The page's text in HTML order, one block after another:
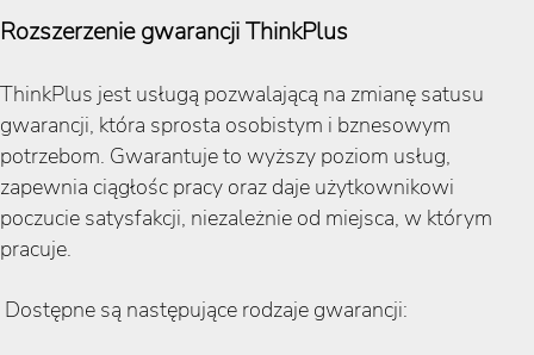
Rozszerzenie gwarancji ThinkPlus
ThinkPlus jest usługą pozwalającą na zmianę satusu
gwarancji, która sprosta osobistym i bznesowym
potrzebom. Gwarantuje to wyższy poziom usług,
zapewnia ciągłośc pracy oraz daje użytkownikowi
poczucie satysfakcji, niezależnie od miejsca, w którym
pracuje.
Dostępne są następujące rodzaje gwarancji: